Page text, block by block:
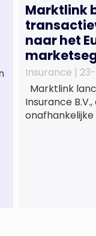
Marktlink
naar het
Insurance |
Marktlink
Insurance